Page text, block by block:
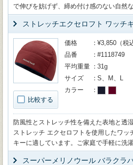
で伸びを妨げず、締め付け感のない自然
ストレッチエクセロフト ワッチ
比較する
価格
¥3,850（税
品番
#1118749
平均重量
31g
サイズ
S、M、L
カラー
防風性とストレッチ性を備えた表地と透
ストレッチ エクセロフトを使用したワッ
キーに適しています。ご家庭で手軽に洗濯
スーパーメリノウール バラクラ